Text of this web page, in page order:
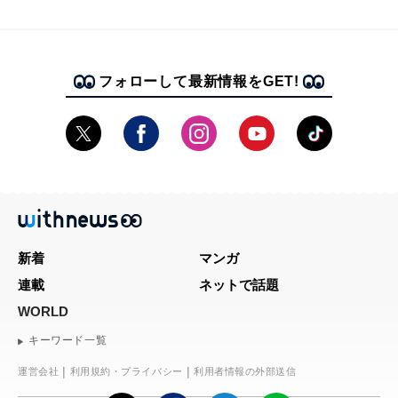
フォローして最新情報をGET!
新着
マンガ
連載
ネットで話題
WORLD
キーワード一覧
運営会社 利用規約・プライバシー 利用者情報の外部送信